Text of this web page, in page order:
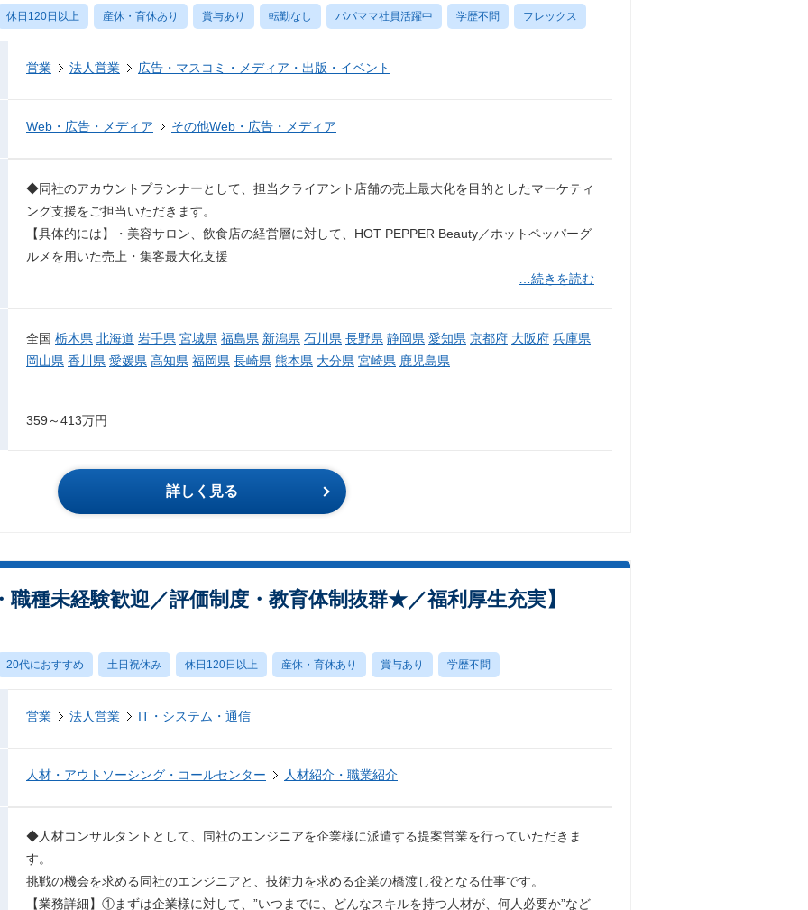
休日120日以上 産休・育休あり 賞与あり 転勤なし パパママ社員活躍中 学歴不問 フレックス
営業 法人営業 広告・マスコミ・メディア・出版・イベント
Web・広告・メディア その他Web・広告・メディア
◆同社のアカウントプランナーとして、担当クライアント店舗の売上最大化を目的としたマーケティ
ング支援をご担当いただきます。
【具体的には】・美容サロン、飲食店の経営層に対して、HOT PEPPER Beauty／ホットペッパーグ
ルメを用いた売上・集客最大化支援
…続きを読む
全国 栃木県 北海道 岩手県 宮城県 福島県 新潟県 石川県 長野県 静岡県 愛知県 京都府 大阪府 兵庫県
岡山県 香川県 愛媛県 高知県 福岡県 長崎県 熊本県 大分県 宮崎県 鹿児島県
359～413万円
詳しく見る
種未経験歓迎／評価制度・教育体制抜群★／福利厚生充実】
20代におすすめ 土日祝休み 休日120日以上 産休・育休あり 賞与あり 学歴不問
営業 法人営業 IT・システム・通信
人材・アウトソーシング・コールセンター 人材紹介・職業紹介
◆人材コンサルタントとして、同社のエンジニアを企業様に派遣する提案営業を行っていただきま
す。
挑戦の機会を求める同社のエンジニアと、技術力を求める企業の橋渡し役となる仕事です。
【業務詳細】①まずは企業様に対して、”いつまでに、どんなスキルを持つ人材が、何人必要か”など